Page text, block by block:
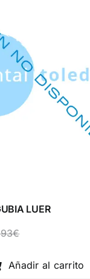
LUER
€El
original
era:
El
actual
es:
Añadir al carrito